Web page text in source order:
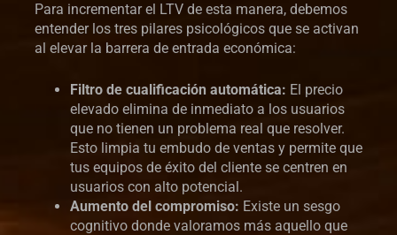
Para incrementar el LTV de esta manera, debemos
entender los tres pilares psicológicos que se activan
al elevar la barrera de entrada económica:
Filtro de cualificación automática: El precio
elevado elimina de inmediato a los usuarios
que no tienen un problema real que resolver.
Esto limpia tu embudo de ventas y permite que
tus equipos de éxito del cliente se centren en
usuarios con alto potencial.
Aumento del compromiso: Existe un sesgo
cognitivo donde valoramos más aquello que